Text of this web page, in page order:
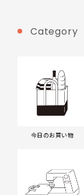
Category
今日のお買い物